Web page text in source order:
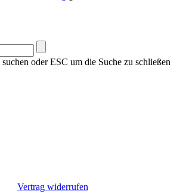
oder ESC um die Suche zu schließen
Vertrag widerrufen